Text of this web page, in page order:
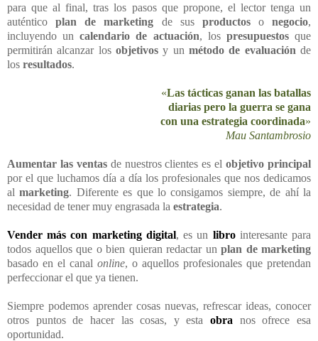
para que al final, tras los pasos que propone, el lector tenga un
auténticoplan de marketing de sus productoso negocio,
incluyendo uncalendario de actuación, los presupuestosque
permitirán alcanzar los objetivos y un método de evaluación de
los resultados.
«Las tácticas ganan las batallas
diarias pero la guerra se gana
con una estrategia coordinada»
Mau Santambrosio
Aumentar las ventasde nuestros clientes es elobjetivo principal
por el que luchamos día a día los profesionales que nos dedicamos
almarketing. Diferente es que lo consigamos siempre, de ahí la
necesidad de tener muy engrasada la estrategia.
Vender más con marketing digital, es un librointeresante para
todos aquellos que o bien quieran redactar un plan de marketing
basado en el canal online, o aquellos profesionales que pretendan
perfeccionar el que ya tienen.
Siempre podemos aprender cosas nuevas, refrescar ideas, conocer
otros puntos de hacer las cosas, y estaobra nos ofrece esa
oportunidad.